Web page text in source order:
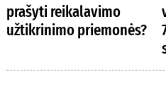
prašyti reikalavimo
užtikrinimo priemonės?